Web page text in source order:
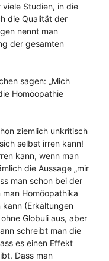
Studien, in die
die Qualität der
nennt man
der gesamten
sagen: „Mich
Homöopathie
ziemlich unkritisch
selbst irren kann!
kann, wenn man
die Aussage „mir
man schon bei der
Homöopathika
(Erkältungen
Globuli aus, aber
schreibt man die
es einen Effekt
Dass man